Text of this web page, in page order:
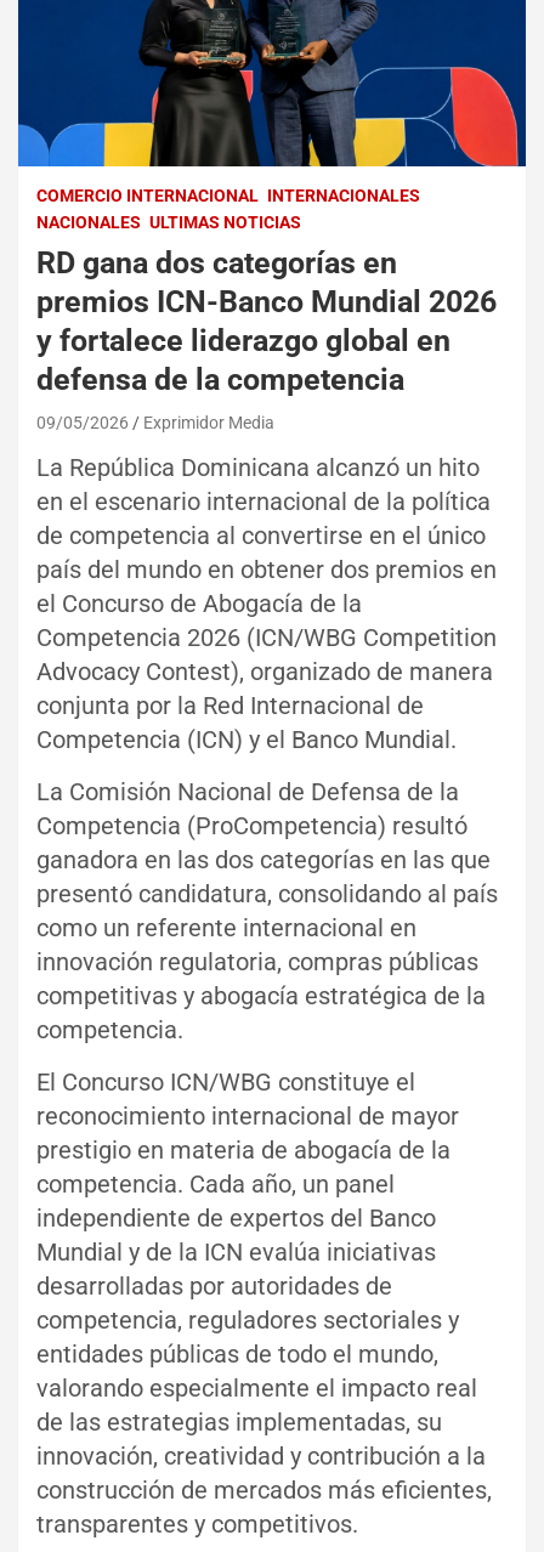
COMERCIO INTERNACIONAL INTERNACIONALES
NACIONALES ULTIMAS NOTICIAS
RD gana dos categorías en
premios ICN-Banco Mundial 2026
y fortalece liderazgo global en
defensa de la competencia
09/05/2026 Exprimidor Media
La República Dominicana alcanzó un hito
en el escenario internacional de la política
de competencia al convertirse en el único
país del mundo en obtener dos premios en
el Concurso de Abogacía de la
Competencia 2026 (ICN/WBG Competition
Advocacy Contest), organizado de manera
conjunta por la Red Internacional de
Competencia (ICN) y el Banco Mundial.
La Comisión Nacional de Defensa de la
Competencia (ProCompetencia) resultó
ganadora en las dos categorías en las que
presentó candidatura, consolidando al país
como un referente internacional en
innovación regulatoria, compras públicas
competitivas y abogacía estratégica de la
competencia.
El Concurso ICN/WBG constituye el
reconocimiento internacional de mayor
prestigio en materia de abogacía de la
competencia. Cada año, un panel
independiente de expertos del Banco
Mundial y de la ICN evalúa iniciativas
desarrolladas por autoridades de
competencia, reguladores sectoriales y
entidades públicas de todo el mundo,
valorando especialmente el impacto real
de las estrategias implementadas, su
innovación, creatividad y contribución a la
construcción de mercados más eficientes,
transparentes y competitivos.